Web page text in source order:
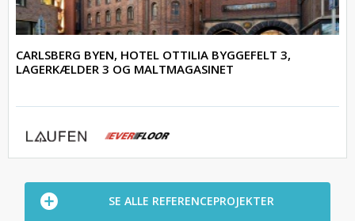
CARLSBERG BYEN, HOTEL OTTILIA BYGGEFELT 3,
LAGERKÆLDER 3 OG MALTMAGASINET
SE ALLE REFERENCEPROJEKTER